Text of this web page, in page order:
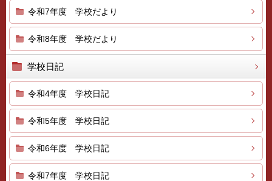
令和7年度 学校だより
令和8年度 学校だより
学校日記
令和4年度 学校日記
令和5年度 学校日記
令和6年度 学校日記
令和7年度 学校日記